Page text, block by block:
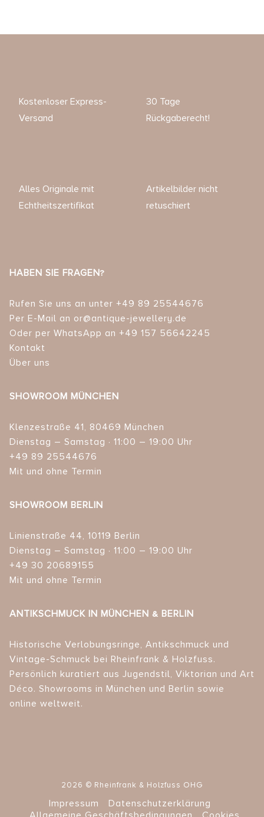
Kostenloser Express-
Versand
30 Tage
Rückgaberecht!
Alles Originale mit
Echtheitszertifikat
Artikelbilder nicht
retuschiert
HABEN SIE FRAGEN?
Rufen Sie uns an unter +49 89 25544676
Per E-Mail an or@antique-jewellery.de
Oder per WhatsApp an +49 157 56642245
Kontakt
Über uns
SHOWROOM MÜNCHEN
Klenzestraße 41, 80469 München
Dienstag – Samstag · 11:00 – 19:00 Uhr
+49 89 25544676
Mit und ohne Termin
SHOWROOM BERLIN
Linienstraße 44, 10119 Berlin
Dienstag – Samstag · 11:00 – 19:00 Uhr
+49 30 20689155
Mit und ohne Termin
ANTIKSCHMUCK IN MÜNCHEN & BERLIN
Historische Verlobungsringe, Antikschmuck und
Vintage-Schmuck bei Rheinfrank & Holzfuss.
Persönlich kuratiert aus Jugendstil, Viktorian und Art
Déco. Showrooms in München und Berlin sowie
online weltweit.
2026 © Rheinfrank & Holzfuss OHG
Impressum
Datenschutzerklärung